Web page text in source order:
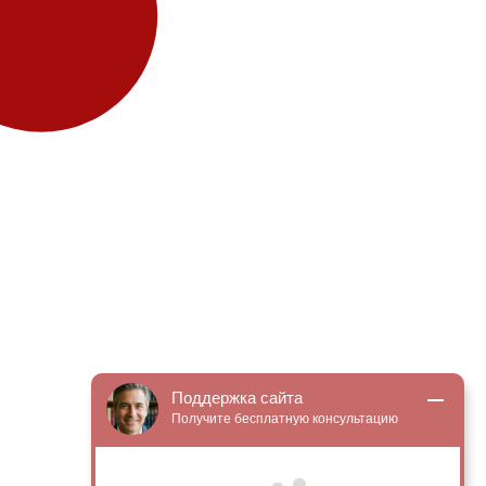
Поддержка сайта
Получите бесплатную консультацию